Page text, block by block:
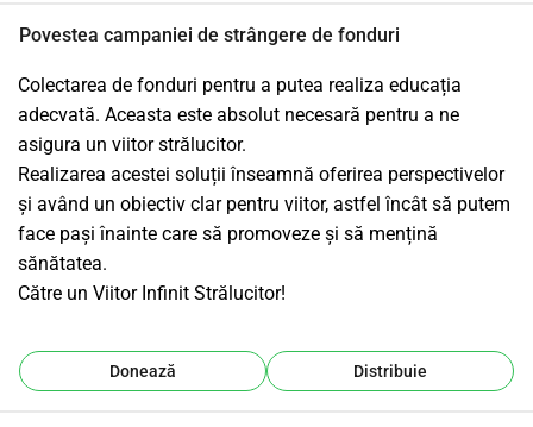
Povestea campaniei de strângere de fonduri
Colectarea de fonduri pentru a putea realiza educația
adecvată. Aceasta este absolut necesară pentru a ne
asigura un viitor strălucitor.
Realizarea acestei soluții înseamnă oferirea perspectivelor
și având un obiectiv clar pentru viitor, astfel încât să putem
face pași înainte care să promoveze și să mențină
sănătatea.
Către un Viitor Infinit Strălucitor!
Donează Distribuie